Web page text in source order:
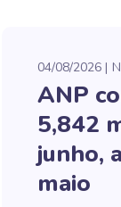
04/08/2026
ANP
5,842
junho,
maio